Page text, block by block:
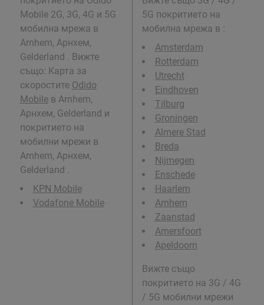
Mobile 2G, 3G, 4G и 5G
мобилна мрежа в
Arnhem, Арнхем,
Gelderland . Вижте
също: Карта за
скоростите Odido
Mobileв Arnhem,
Арнхем, Gelderland и
покритието на
мобилни мрежи в
Arnhem, Арнхем,
Gelderland .
KPN Mobile
Vodafone Mobile
5G покритието на
мобилна мрежа в :
Amsterdam
Rotterdam
Utrecht
Eindhoven
Tilburg
Groningen
Almere Stad
Breda
Nijmegen
Enschede
Haarlem
Arnhem
Zaanstad
Amersfoort
Apeldoorn
Вижте също
покритието на 3G / 4G
/ 5G мобилни мрежи